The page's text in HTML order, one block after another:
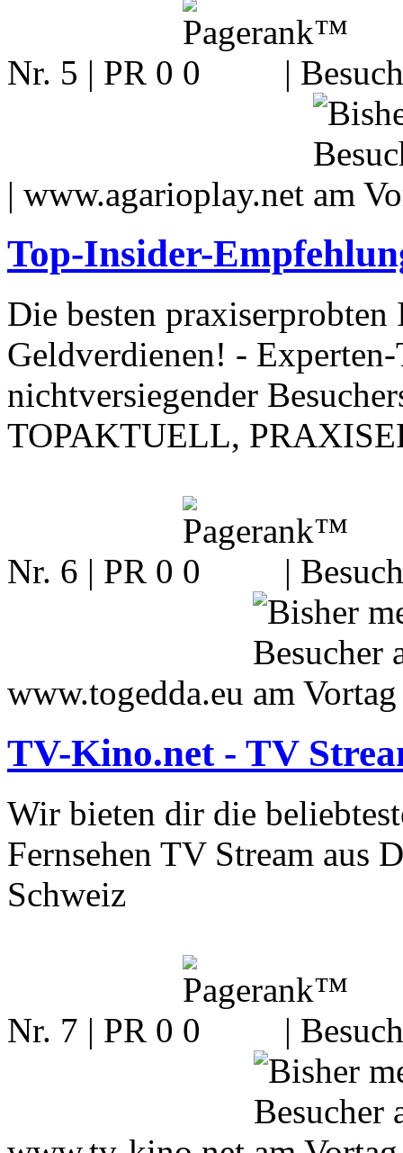
Nr. 5 | PR 0 |
| www.agarioplay.net
Top-Insider-
Die besten
Geldverdienen! -
nichtversiegender
TOPAKTUELL,
Nr. 6 | PR 0 |
www.togedda.eu
TV-Kino.net - TV
Wir bieten dir die
Fernsehen TV Stream aus
Schweiz
Nr. 7 | PR 0 |